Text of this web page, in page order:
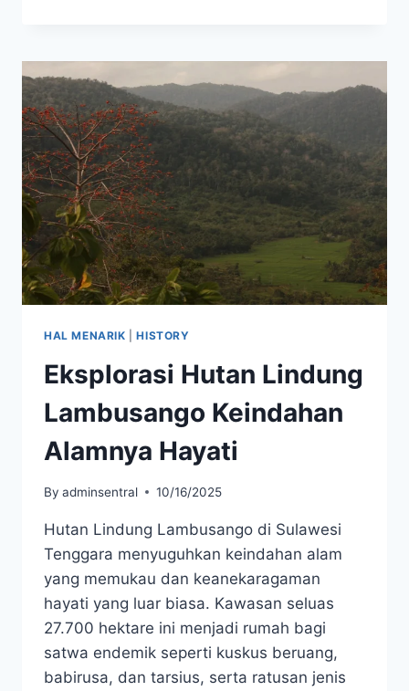
BERSEJARAH
SULAWESI
TENGGARA
HAL MENARIK |HISTORY
Eksplorasi Hutan Lindung
Lambusango Keindahan
Alamnya Hayati
By adminsentral 10/16/2025
Hutan Lindung Lambusango di Sulawesi
Tenggara menyuguhkan keindahan alam
yang memukau dan keanekaragaman
hayati yang luar biasa. Kawasan seluas
27.700 hektare ini menjadi rumah bagi
satwa endemik seperti kuskus beruang,
babirusa, dan tarsius, serta ratusan jenis